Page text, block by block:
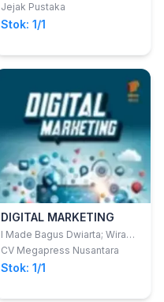
Jejak Pustaka
Stok: 1/1
DIGITAL MARKETING
I Made Bagus Dwiarta; Wira
Yudha Alam
CV Megapress Nusantara
Stok: 1/1